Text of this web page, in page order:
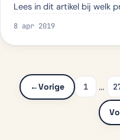
Lees in dit artikel bij welk
8 apr 2019
←Vorige 1 …